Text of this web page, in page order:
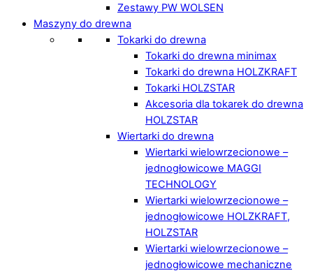
Zestawy PW WOLSEN
Maszyny do drewna
Tokarki do drewna
Tokarki do drewna minimax
Tokarki do drewna HOLZKRAFT
Tokarki HOLZSTAR
Akcesoria dla tokarek do drewna
HOLZSTAR
Wiertarki do drewna
Wiertarki wielowrzecionowe –
jednogłowicowe MAGGI
TECHNOLOGY
Wiertarki wielowrzecionowe –
jednogłowicowe HOLZKRAFT,
HOLZSTAR
Wiertarki wielowrzecionowe –
jednogłowicowe mechaniczne